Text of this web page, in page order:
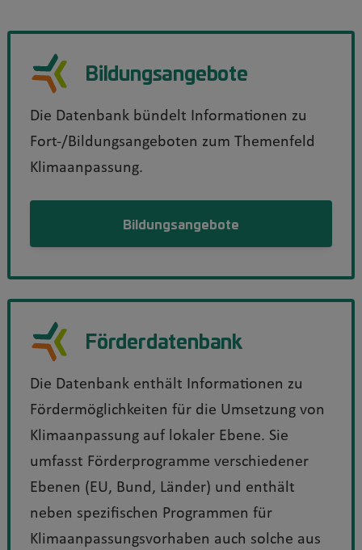
Bildungsangebote
Die Datenbank bündelt Informationen zu
Fort-/Bildungsangeboten zum Themenfeld
Klimaanpassung.
Bildungsangebote
Förderdatenbank
Die Datenbank enthält Informationen zu
Fördermöglichkeiten für die Umsetzung von
Klimaanpassung auf lokaler Ebene. Sie
umfasst Förderprogramme verschiedener
Ebenen (EU, Bund, Länder) und enthält
neben spezifischen Programmen für
Klimaanpassungsvorhaben auch solche aus